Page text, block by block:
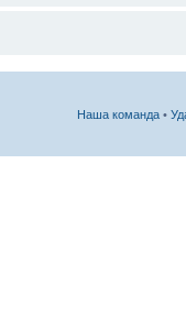
Наша команда •